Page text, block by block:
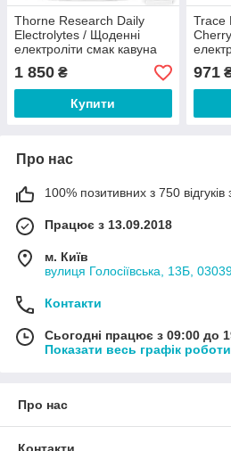
Thorne Research Daily
Electrolytes / Щоденні
електроліти смак кавуна
30 саше
1 850 ₴
Купити
Trace
971
Про нас
100% позитивних з 750 відгуків
Працює з 13.09.2018
м. Київ
вулиця Голосіївська, 13Б,
Контакти
Сьогодні працює з 09:00 до
Показати весь графік роботи
Про нас